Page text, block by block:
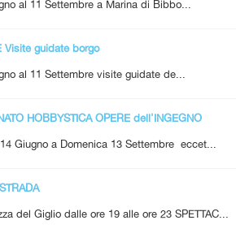
al 11 Settembre a Marina di Bibbo...
Visite guidate borgo
al 11 Settembre visite guidate de...
HOBBYSTICA OPERE dell'INGEGNO
Giugno a Domenica 13 Settembre eccet...
del Giglio dalle ore 19 alle ore 23 SPETTAC...